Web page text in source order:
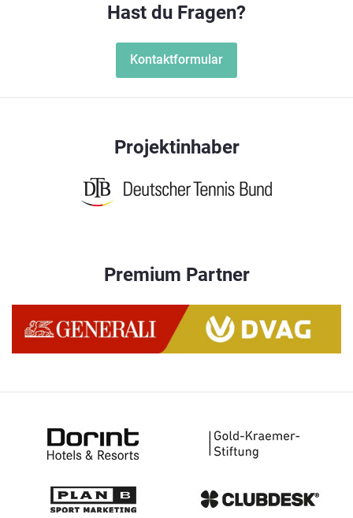
Hast du Fragen?
Kontaktformular
Projektinhaber
Premium Partner